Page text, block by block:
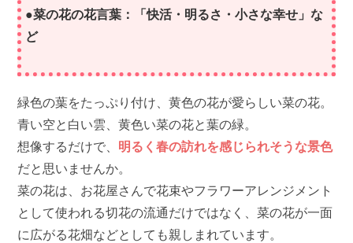
●菜の花の花言葉：「快活・明るさ・小さな幸せ」な
ど
緑色の葉をたっぷり付け、黄色の花が愛らしい菜の花。
青い空と白い雲、黄色い菜の花と葉の緑。
想像するだけで、 明るく春の訪れを感じられそうな景色
だと思いませんか。
菜の花は、お花屋さんで花束やフラワーアレンジメント
として使われる切花の流通だけではなく、菜の花が一面
に広がる花畑などとしても親しまれています。